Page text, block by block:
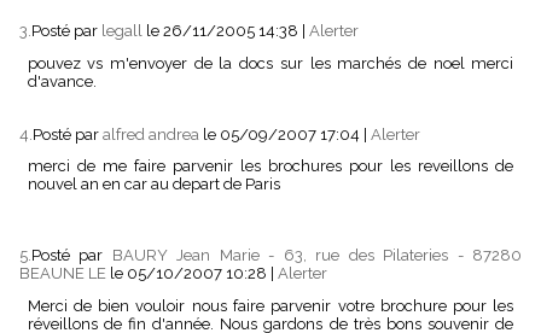
3.Posté par legall le 26/11/2005 14:38
Alerter
pouvez vs m'envoyer de la docs sur les marchés de noel merci
d'avance.
4. Posté par alfred andrea le 05/09/2007 17:04 | Alerter
merci de me faire parvenir les brochures pour les reveillons de
nouvel an en car au depart de Paris
5. Posté par BAURY Jean Marie - 63, rue des Pilateries - 87280
BEAUNE LE le 05/10/2007 10:28
Alerter
Merci de bien vouloir nous faire parvenir votre brochure pour les
réveillons de fin d'année. Nous gardons de très bons souvenir de